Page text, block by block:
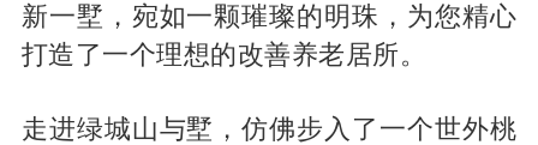
新一墅，宛如一颗璀璨的明珠，为您精心
打造了一个理想的改善养老居所。
走进绿城山与墅，仿佛步入了一个世外桃